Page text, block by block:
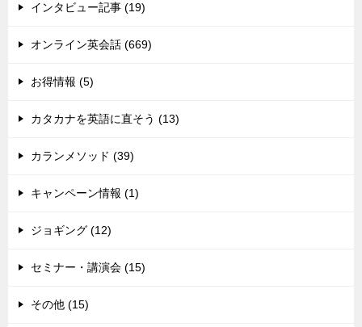
インタビュー記事 (19)
オンライン英会話 (669)
お得情報 (5)
カタカナを英語に直そう (13)
カランメソッド (39)
キャンペーン情報 (1)
ジョギング (12)
セミナー・講演会 (15)
その他 (15)